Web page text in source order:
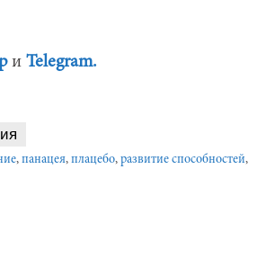
и Telegram.
, панацея, плацебо, развитие способностей,